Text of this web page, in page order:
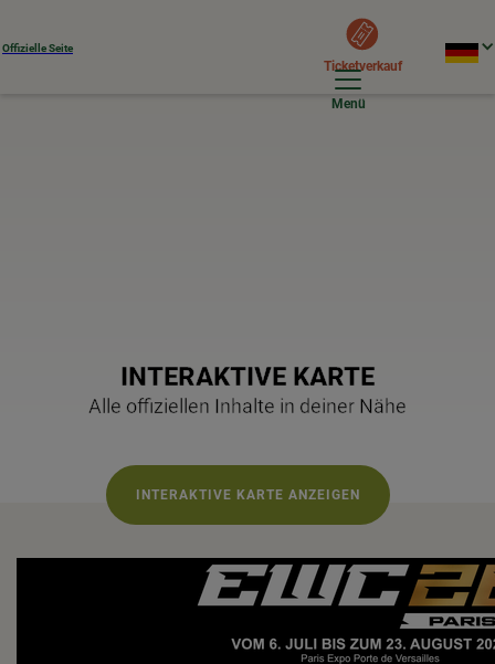
Offizielle Seite
Ticketverkauf
Menü
INTERAKTIVE KARTE
Alle offiziellen Inhalte in deiner Nähe
INTERAKTIVE KARTE ANZEIGEN